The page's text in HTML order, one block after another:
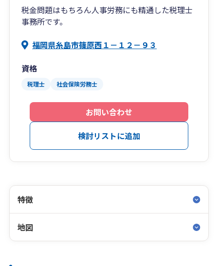
税金問題はもちろん人事労務にも精通した税理士
事務所です。
福岡県糸島市篠原西１－１２－９３
資格
税理士 社会保険労務士
お問い合わせ
検討リストに追加
特徴
地図